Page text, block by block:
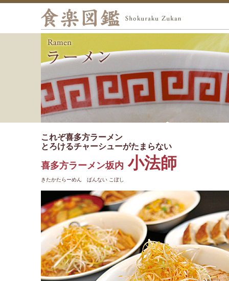
これぞ喜多方ラーメン
とろけるチャーシューがたまらない
喜多方ラーメン坂内 小法師
きたかたらーめん ばんない こぼし